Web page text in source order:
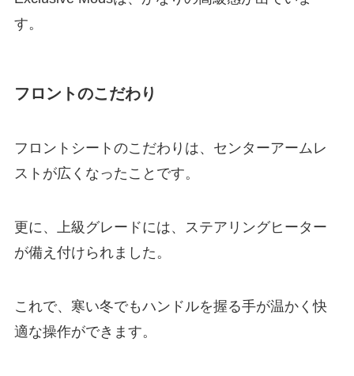
す。
フロントのこだわり
フロントシートのこだわりは、センターアームレ
ストが広くなったことです。
更に、上級グレードには、ステアリングヒーター
が備え付けられました。
これで、寒い冬でもハンドルを握る手が温かく快
適な操作ができます。